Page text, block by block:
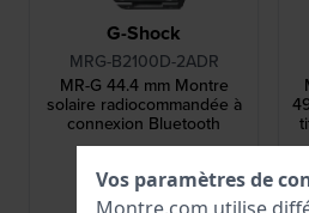
G-Shock
MRG-B2100D-2ADR
MR-G 44.4 mm Montre
solaire radiocommandée à
connexion Bluetooth
4 200,00 €
● En stock
Vos paramètres de
Montre.com utilise